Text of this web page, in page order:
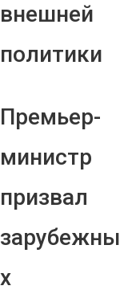
внешней
политики
Премьер-
министр
призвал
зарубежны
х